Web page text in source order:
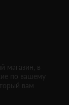
магазин, в
по вашему
вам